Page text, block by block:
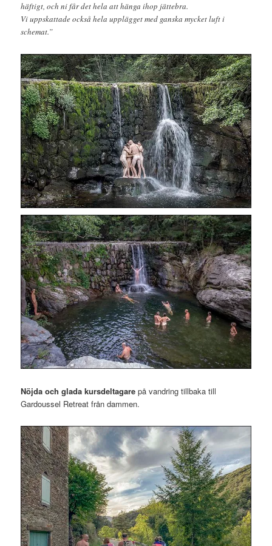
häftigt, och ni får det hela att hänga ihop jättebra.
Vi uppskattade också hela upplägget med ganska mycket luft i
schemat.”
Nöjda och glada kursdeltagare på vandring tillbaka till
Gardoussel Retreat från dammen.